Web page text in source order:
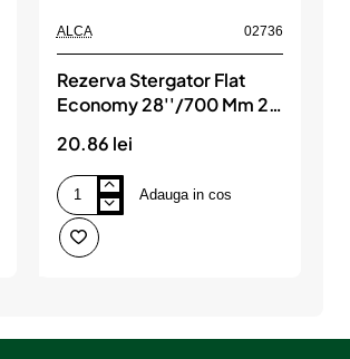
ALCA 02736
Rezerva Stergator Flat
Economy 28''/700 Mm 2
20.86 lei
Rezerva
Stergator
Flat
Economy
ALCA
Adauga in cos